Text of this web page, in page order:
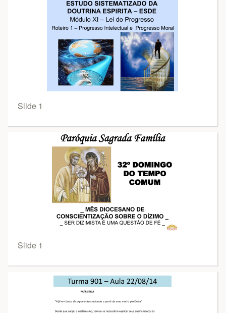
Slide 1
Slide 1